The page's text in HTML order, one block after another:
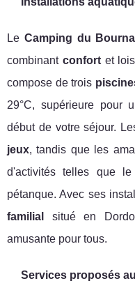
Le Camping du
combinant confortet
compose de trois
29°C, supérieure pour
début de votre séjour.
jeux, tandis que les
d'activités telles que le
pétanque. Avec ses
familial
situé en
amusante pour tous.
Services proposés